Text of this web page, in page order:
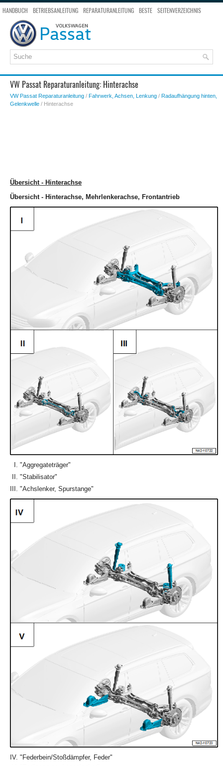
HANDBUCH BETRIEBSANLEITUNG REPARATURANLEITUNG BESTE
SEITENVERZEICHNIS
SEITENSUCHE
VW Passat Reparaturanleitung: Hinterachse
VW Passat Reparaturanleitung / Fahrwerk, Achsen, Lenkung / Radaufhängung hinten,
Gelenkwelle / Hinterachse
Übersicht - Hinterachse
Übersicht - Hinterachse, Mehrlenkerachse, Frontantrieb
"Aggregateträger"
"Stabilisator"
"Achslenker, Spurstange"
"Federbein/Stoßdämpfer, Feder"